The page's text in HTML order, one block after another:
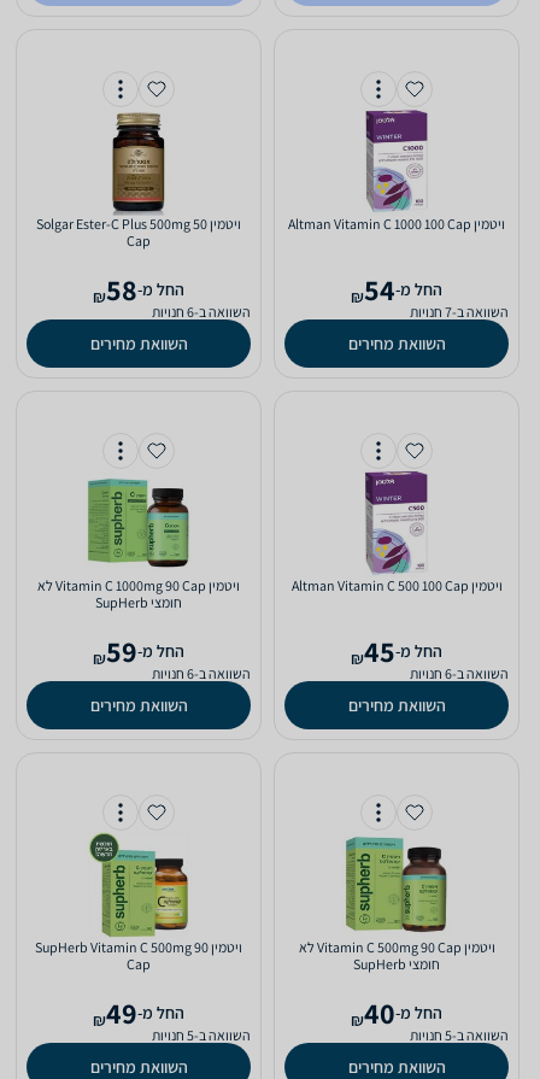
ויטמין Altman Vitamin C 1000 100 Cap
‫החל מ-54
₪
השוואה ב-7 חנויות
השוואת מחירים
ויטמין Solgar Ester-C Plus 500mg 50
Cap
‫החל מ-58
₪
השוואה ב-6 חנויות
השוואת מחירים
ויטמין Altman Vitamin C 500 100 Cap
‫החל מ-45
₪
השוואה ב-6 חנויות
השוואת מחירים
ויטמין Vitamin C 1000mg 90 Cap לא
חומצי SupHerb
‫החל מ-59
₪
השוואה ב-6 חנויות
השוואת מחירים
ויטמין Vitamin C 500mg 90 Cap לא
חומצי SupHerb
‫החל מ-40
₪
השוואה ב-5 חנויות
השוואת מחירים
ויטמין SupHerb Vitamin C 500mg 90
Cap
‫החל מ-49
₪
השוואה ב-5 חנויות
השוואת מחירים